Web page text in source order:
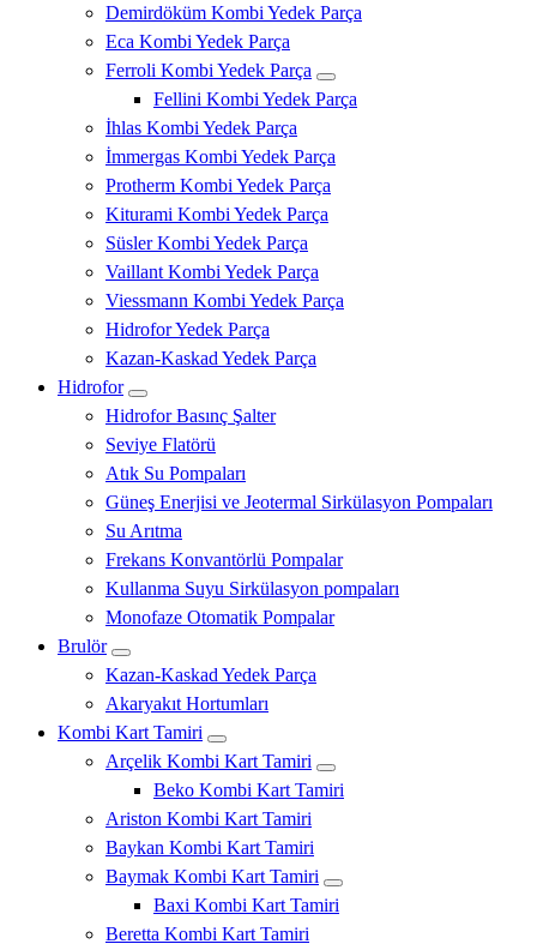
Demirdöküm Kombi Yedek Parça
Eca Kombi Yedek Parça
Ferroli Kombi Yedek Parça
Fellini Kombi Yedek Parça
İhlas Kombi Yedek Parça
İmmergas Kombi Yedek Parça
Protherm Kombi Yedek Parça
Kiturami Kombi Yedek Parça
Süsler Kombi Yedek Parça
Vaillant Kombi Yedek Parça
Viessmann Kombi Yedek Parça
Hidrofor Yedek Parça
Kazan-Kaskad Yedek Parça
Hidrofor
Hidrofor Basınç Şalter
Seviye Flatörü
Atık Su Pompaları
Güneş Enerjisi ve Jeotermal Sirkülasyon Pompaları
Su Arıtma
Frekans Konvantörlü Pompalar
Kullanma Suyu Sirkülasyon pompaları
Monofaze Otomatik Pompalar
Brulör
Kazan-Kaskad Yedek Parça
Akaryakıt Hortumları
Kombi Kart Tamiri
Arçelik Kombi Kart Tamiri
Beko Kombi Kart Tamiri
Ariston Kombi Kart Tamiri
Baykan Kombi Kart Tamiri
Baymak Kombi Kart Tamiri
Baxi Kombi Kart Tamiri
Beretta Kombi Kart Tamiri